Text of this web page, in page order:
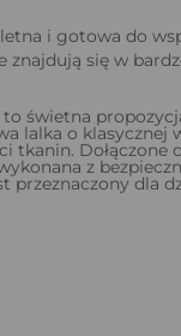
i gotowa do
znajdują się w
świetna
lalka o
tkanin.
z
przeznaczony dla